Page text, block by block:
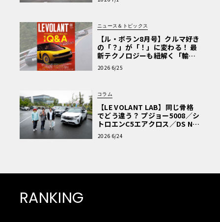
ープ
フロント・フェンダー
● グロスブラックのエクステリア・ディテール
● ナチュラル・チタン・エグゾースト・フィニッシャー
● エクステリアにペイントによるル・マン・ロゴ
【インテリア】
● 2種類の専用ル・マン仕様インテリア・テーマから選択
可能（カーボン・ブラック・アルカンターラ、ジェットブ
ラック・ソフトグレイン・レザー、ダヴ・グレー・アルカ
ンターラの組み合わせか、カーボン・ブラック・アルカン
● ル・マンのロゴをデボス加工したヘッドレスト
● 専用のル・マン記念プレート
ニュース＆トピックス
【ル・ボラン8月号】クルマ好き
の「？」が「！」に変わる！ 最
新テクノロジーも紐解く「輸入
車Q&A」
2026 6/25
コラム
【LE VOLANT LAB】同じ骨格
でどう違う？ プジョー5008／シ
トロエンC5エアクロス／DS Nº4
読者一気乗りレポート
2026 6/24
RANKING